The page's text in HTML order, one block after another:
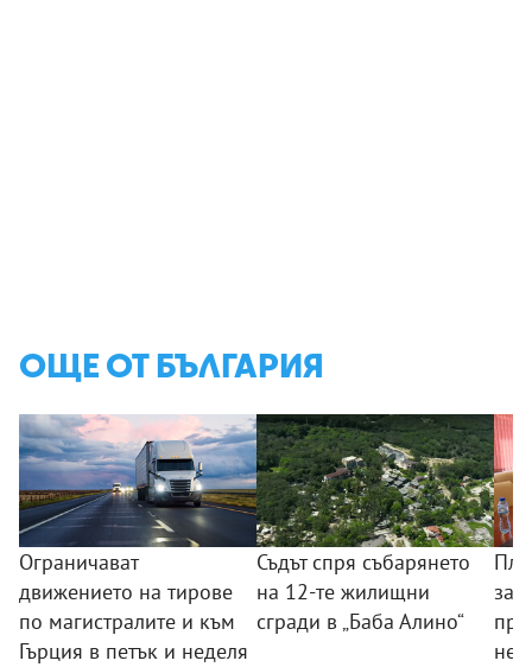
ОЩЕ ОТ БЪЛГАРИЯ
Ограничават
движението на тирове
по магистралите и към
Гърция в петък и неделя
Съдът спря събарянето
на 12-те жилищни
сгради в „Баба Алино“